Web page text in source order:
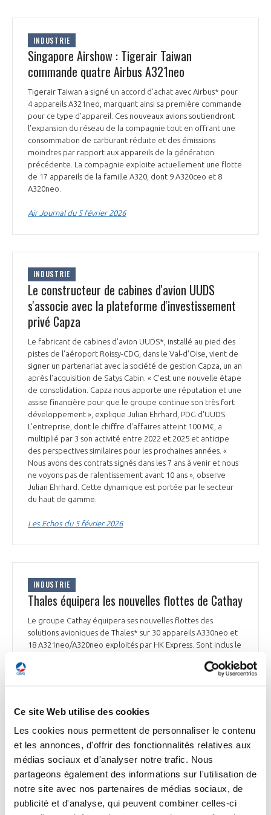
Ce site Web utilise des cookies
Les cookies nous permettent de personnaliser le contenu
et les annonces, d'offrir des fonctionnalités relatives aux
médias sociaux et d'analyser notre trafic. Nous
partageons également des informations sur l'utilisation de
notre site avec nos partenaires de médias sociaux, de
publicité et d'analyse, qui peuvent combiner celles-ci
INDUSTRIE
Singapore Airshow : Tigerair Taiwan
commande quatre Airbus A321neo
Tigerair Taiwan a signé un accord d'achat avec Airbus* pour
4 appareils A321neo, marquant ainsi sa première commande
pour ce type d'appareil. Ces nouveaux avions soutiendront
l'expansion du réseau de la compagnie tout en offrant une
consommation de carburant réduite et des émissions
moindres par rapport aux appareils de la génération
précédente. La compagnie exploite actuellement une flotte
de 17 appareils de la famille A320, dont 9 A320ceo et 8
A320neo.
Air Journal du 5 février 2026
INDUSTRIE
Le constructeur de cabines d'avion UUDS
s'associe avec la plateforme d'investissement
privé Capza
Le fabricant de cabines d'avion UUDS*, installé au pied des
pistes de l'aéroport Roissy-CDG, dans le Val-d'Oise, vient de
signer un partenariat avec la société de gestion Capza, un an
après l'acquisition de Satys Cabin. « C'est une nouvelle étape
de consolidation. Capza nous apporte une réputation et une
assise financière pour que le groupe continue son très fort
développement », explique Julian Ehrhard, PDG d'UUDS.
L'entreprise, dont le chiffre d'affaires atteint 100 M€, a
multiplié par 3 son activité entre 2022 et 2025 et anticipe
des perspectives similaires pour les prochaines années. «
Nous avons des contrats signés dans les 7 ans à venir et nous
ne voyons pas de ralentissement avant 10 ans », observe
Julian Ehrhard. Cette dynamique est portée par le secteur
du haut de gamme.
Les Echos du 5 février 2026
INDUSTRIE
Thales équipera les nouvelles flottes de Cathay
Le groupe Cathay équipera ses nouvelles flottes des
solutions avioniques de Thales* sur 30 appareils A330neo et
18 A321neo/A320neo exploités par HK Express. Sont inclus le
le PureFlyt FMS de Thales, l'altimètre radio à basse portée
l'AVIATOR S, le système de communications par satellite dans
le cockpit (SATCOM) de Thales.